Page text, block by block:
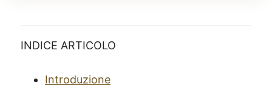
INDICE ARTICOLO
Introduzione